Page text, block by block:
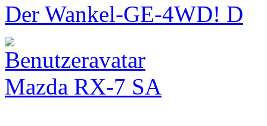
Der Wankel-GE-4WD!
Mazda RX-7 SA